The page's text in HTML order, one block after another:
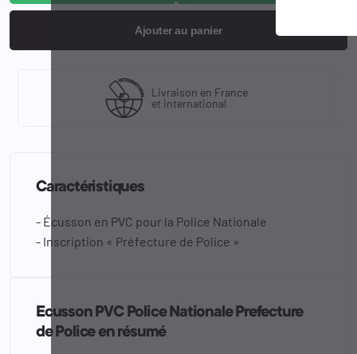
Ajouter au panier
Livraison en France
et international
Caractéristiques
- Écusson en PVC pour la Police Nationale
- Inscription « Préfecture de Police »
Ecusson PVC Police Nationale Prefecture
de Police en résumé